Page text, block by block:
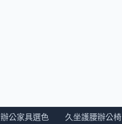
辦公家具選色 久坐護腰辦公椅